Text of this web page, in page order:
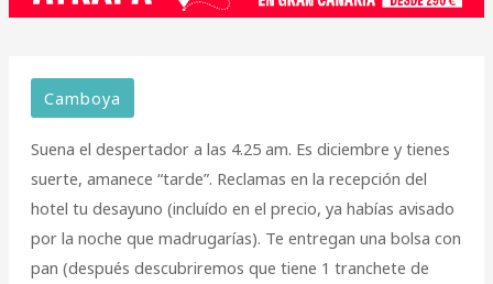
Camboya
Suena el despertador a las 4.25 am. Es diciembre y tienes
suerte, amanece “tarde”. Reclamas en la recepción del
hotel tu desayuno (incluído en el precio, ya habías avisado
por la noche que madrugarías). Te entregan una bolsa con
pan (después descubriremos que tiene 1 tranchete de